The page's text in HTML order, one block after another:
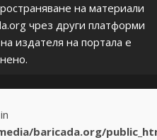
на материали
чрез други платформи
издателя на портала е
baricada.org/